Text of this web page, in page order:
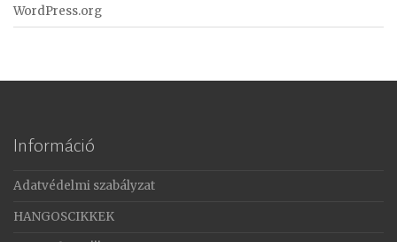
WordPress.org
Információ
Adatvédelmi szabályzat
HANGOSCIKKEK